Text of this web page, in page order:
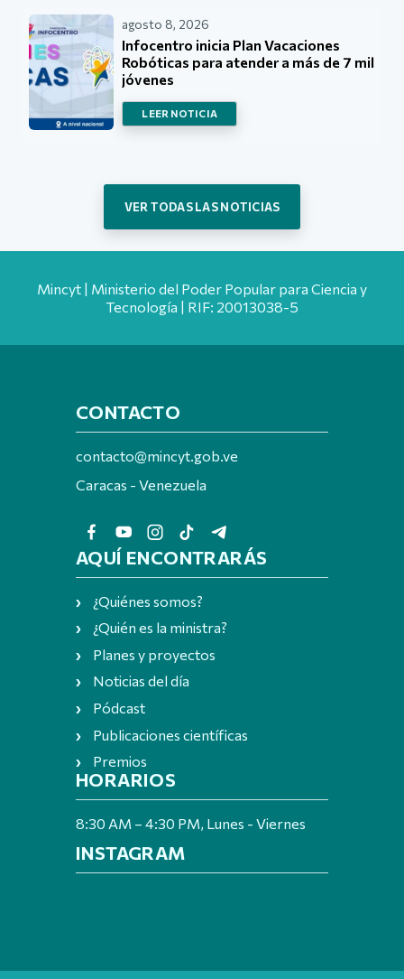
agosto 8, 2026
Infocentro inicia Plan Vacaciones
Robóticas para atender a más de 7 mil
jóvenes
LEER NOTICIA
VER TODAS LAS NOTICIAS
Mincyt | Ministerio del Poder Popular para Ciencia y
Tecnología | RIF: 20013038-5
CONTACTO
contacto@mincyt.gob.ve
Caracas - Venezuela
AQUÍ ENCONTRARÁS
¿Quiénes somos?
¿Quién es la ministra?
Planes y proyectos
Noticias del día
Pódcast
Publicaciones científicas
Premios
HORARIOS
8:30 AM – 4:30 PM, Lunes - Viernes
INSTAGRAM